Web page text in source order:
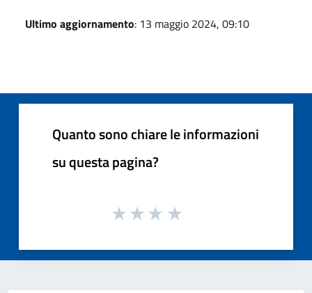
Ultimo aggiornamento: 13 maggio 2024, 09:10
Quanto sono chiare le informazioni
su questa pagina?